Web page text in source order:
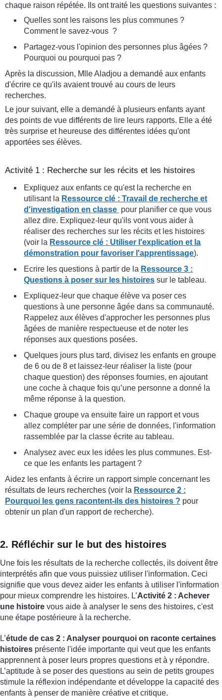
chaque raison répétée. Ils ont traité les questions suivantes :
Quelles sont les raisons les plus communes ?
Comment le savez-vous ?
Partagez-vous l'opinion des personnes plus âgées ?
Pourquoi ou pourquoi pas ?
Après la discussion, Mlle Aladjou a demandé aux enfants
d'écrire ce qu'ils avaient trouvé au cours de leurs
recherches.
Le jour suivant, elle a demandé à plusieurs enfants ayant
des points de vue différents de lire leurs rapports. Elle a été
très surprise et heureuse des différentes idées qu'ont
apportées ses élèves.
Activité 1 : Recherche sur les récits et les histoires
Expliquez aux enfants ce qu'est la recherche en
utilisant la Ressource clé : Travail de recherche et
d'investigation en classe pour planifier ce que vous
allez dire. Expliquez-leur qu'ils vont vous aider à
réaliser des recherches sur les récits et les histoires
(voir la Ressource clé : Utiliser l'explication et la
démonstration pour favoriser l'apprentissage).
Ecrire les questions à partir de la Ressource 3 :
Questions à poser sur les histoires sur le tableau.
Expliquez-leur que chaque élève va poser ces
questions à une personne âgée dans sa communauté.
Rappelez aux élèves d'approcher les personnes plus
âgées de manière respectueuse et de noter les
réponses aux questions posées.
Quelques jours plus tard, divisez les enfants en groupe
de 6 ou de 8 et laissez-leur réaliser la liste (pour
chaque question) des réponses fournies, en ajoutant
une coche à chaque fois qu’une personne a donné la
même réponse à la question.
Chaque groupe va ensuite faire un rapport et vous
allez compléter par une série de données, l'information
rassemblée par la classe écrite au tableau.
Analysez avec eux les idées les plus communes. Est-
ce que les enfants les partagent ?
Aidez les enfants à écrire un rapport simple concernant les
résultats de leurs recherches (voir la Ressource 2 :
Pourquoi les gens racontent-ils des histoires ? pour
obtenir un plan d'un rapport de recherche).
2. Réfléchir sur le but des histoires
Une fois les résultats de la recherche collectés, ils doivent être
interprétés afin que vous puissiez utiliser l'information. Ceci
signifie que vous devez aider les enfants à utiliser l'information
pour mieux comprendre les histoires. L’Activité 2 : Achever
une histoire vous aide à analyser le sens des histoires, c'est
une étape postérieure à la recherche.
L’étude de cas 2 : Analyser pourquoi on raconte certaines
histoires présente l'idée importante qui veut que les enfants
apprennent à poser leurs propres questions et à y répondre.
L’aptitude à se poser des questions au sein de petits groupes
stimule la réflexion indépendante et développe la capacité des
enfants à penser de manière créative et critique.